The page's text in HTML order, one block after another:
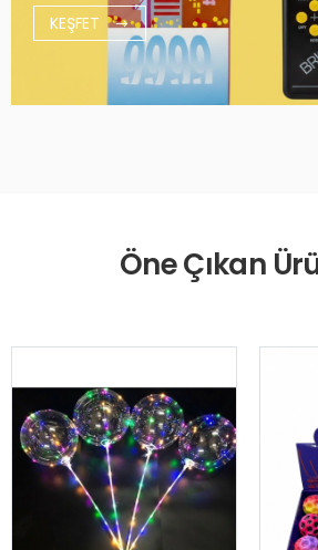
KEŞFET
Öne Çıkan